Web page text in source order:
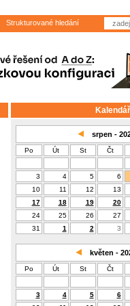
Strukturované hledání
Kalendář
srpen -
Po Út St Čt
3
4 5 6
10
11 12 13
17
18 19 20
24
25 26 27
31
1 2 3
květen -
Po Út St Čt
3
4 5 6